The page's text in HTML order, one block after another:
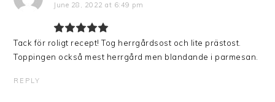
June 28, 2022 at 6:49 pm
Tack för roligt recept! Tog herrgårdsost och lite prästost.
Toppingen också mest herrgård men blandande i parmesan.
REPLY